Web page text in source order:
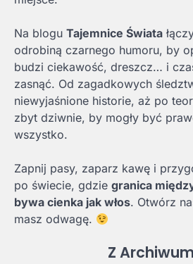
Na blogu Tajemnice Świata
odrobiną czarnego humoru, by
budzi ciekawość, dreszcz… i
zasnąć. Od zagadkowych
niewyjaśnione historie, aż po
zbyt dziwnie, by mogły być
wszystko.
Zapnij pasy, zaparz kawę i
po świecie, gdzie granica
bywa cienka jak włos. Otwórz
masz odwagę.
Z